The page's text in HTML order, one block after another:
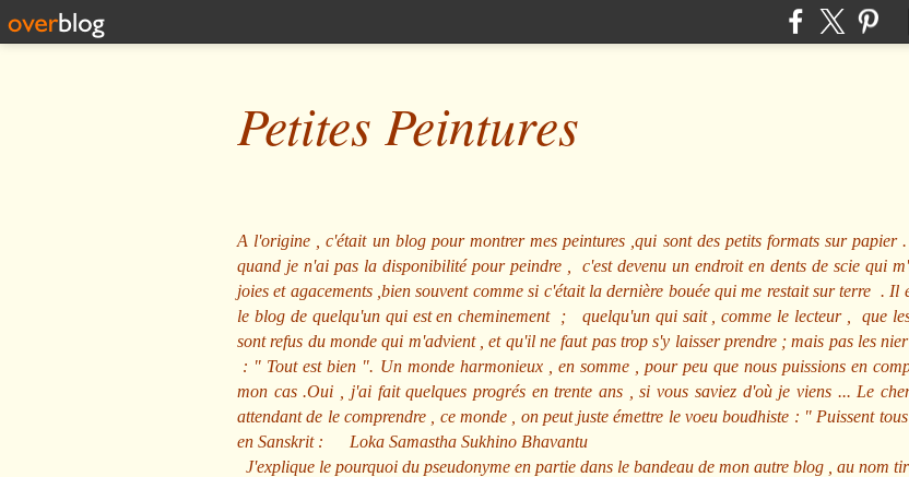
Petites Peintures
A l'origine , c'était un blog pour montrer mes peintures ,qui sont des petits formats sur
quand je n'ai pas la disponibilité pour peindre , c'est devenu un endroit en dents de scie qui
joies et agacements ,bien souvent comme si c'était la dernière bouée qui me restait sur terre . Il
le blog de quelqu'un qui est en cheminement ; quelqu'un qui sait , comme le lecteur , que les
sont refus du monde qui m'advient , et qu'il ne faut pas trop s'y laisser prendre ; mais pas les
: " Tout est bien ". Un monde harmonieux , en somme , pour peu que nous puissions en
mon cas .Oui , j'ai fait quelques progrés en trente ans , si vous saviez d'où je viens ... Le
attendant de le comprendre , ce monde , on peut juste émettre le voeu boudhiste : " Puissent
en Sanskrit : Loka Samastha Sukhino Bhavantu
J'explique le pourquoi du pseudonyme en partie dans le bandeau de mon autre blog , au nom